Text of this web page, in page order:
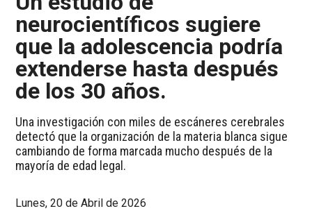
neurocientíficos sugiere
que la adolescencia podría
extenderse hasta después
de los 30 años.
Una investigación con miles de escáneres cerebrales
detectó que la organización de la materia blanca sigue
cambiando de forma marcada mucho después de la
mayoría de edad legal.
Lunes, 20 de Abril de 2026